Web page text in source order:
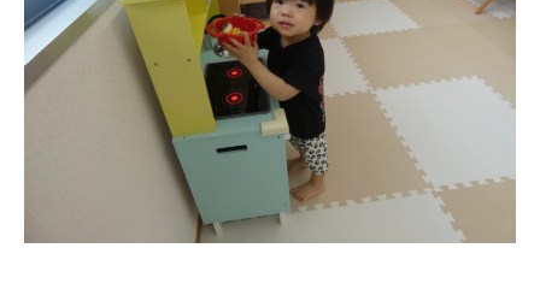
美⽊多チコス
美⽊多チコスについて
美⽊多チコスブログ
未就園児クラス
0歳親子登園［マカロンクラス ]